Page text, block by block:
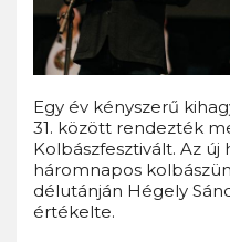
Egy év kényszerű
31. között rendezték
Kolbászfesztivált. Az
háromnapos
délutánján Hégely
értékelte.